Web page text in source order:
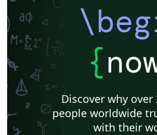
{
Discover why
people worldwide
with their